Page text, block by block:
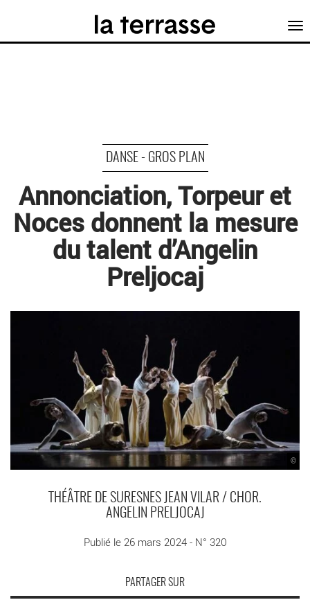
DANSE - GROS PLAN
Annonciation, Torpeur et
Noces donnent la mesure
du talent d’Angelin
Preljocaj
©
THÉÂTRE DE SURESNES JEAN VILAR / CHOR.
ANGELIN PRELJOCAJ
Publié le 26 mars 2024 - N° 320
PARTAGER SUR